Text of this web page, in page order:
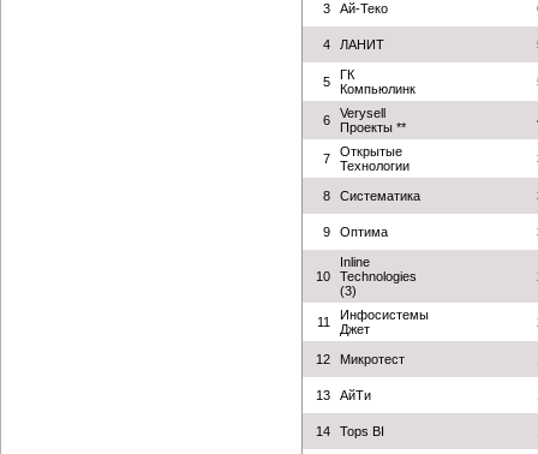
3 Ай-Теко
4 ЛАНИТ
5
ГК
Компьюлинк
6
Verysell
Проекты **
7
Открытые
Технологии
8 Систематика
9 Оптима
10
Inline
Technologies
(3)
11
Инфосистемы
Джет
12 Микротест
13 АйТи
14 Tops BI